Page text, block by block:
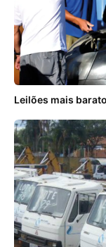
Leilões mais